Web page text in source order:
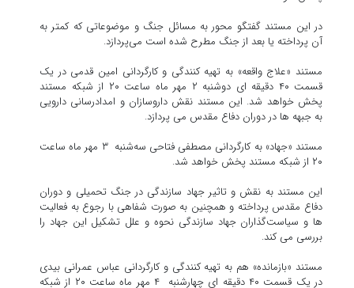
در این مستند گفتگو محور به مسائل جنگ و موضوعاتی که کمتر به
آن پرداخته یا بعد از جنگ مطرح شده است می‌پردازد.
مستند «علاج واقعه» به تهیه کنندگی و کارگردانی امین قدمی در یک
قسمت ۴۰ دقیقه ای دوشنبه ۲ مهر ماه ساعت ۲۰ از شبکه مستند
پخش خواهد شد. این مستند نقش داروسازان و امدادرسانی دارویی
به جبهه ها در دوران دفاع مقدس می پردازد.
مستند «جهاد» به کارگردانی مصطفی فتاحی سه‌شنبه ۳ مهر ماه ساعت
۲۰ از شبکه مستند پخش خواهد شد.
این مستند به نقش و تاثیر جهاد سازندگی در جنگ تحمیلی و دوران
دفاع مقدس پرداخته و همچنین به صورت شفاهی با رجوع به فعالیت
ها و سیاست‌گذاران جهاد سازندگی نحوه و علل تشکیل این جهاد را
بررسی می کند.
مستند «بازمانده» هم به تهیه کنندگی و کارگردانی عباس عمرانی بیدی
در یک قسمت ۴۰ دقیقه ای چهارشنبه ۴ مهر ماه ساعت ۲۰ از شبکه